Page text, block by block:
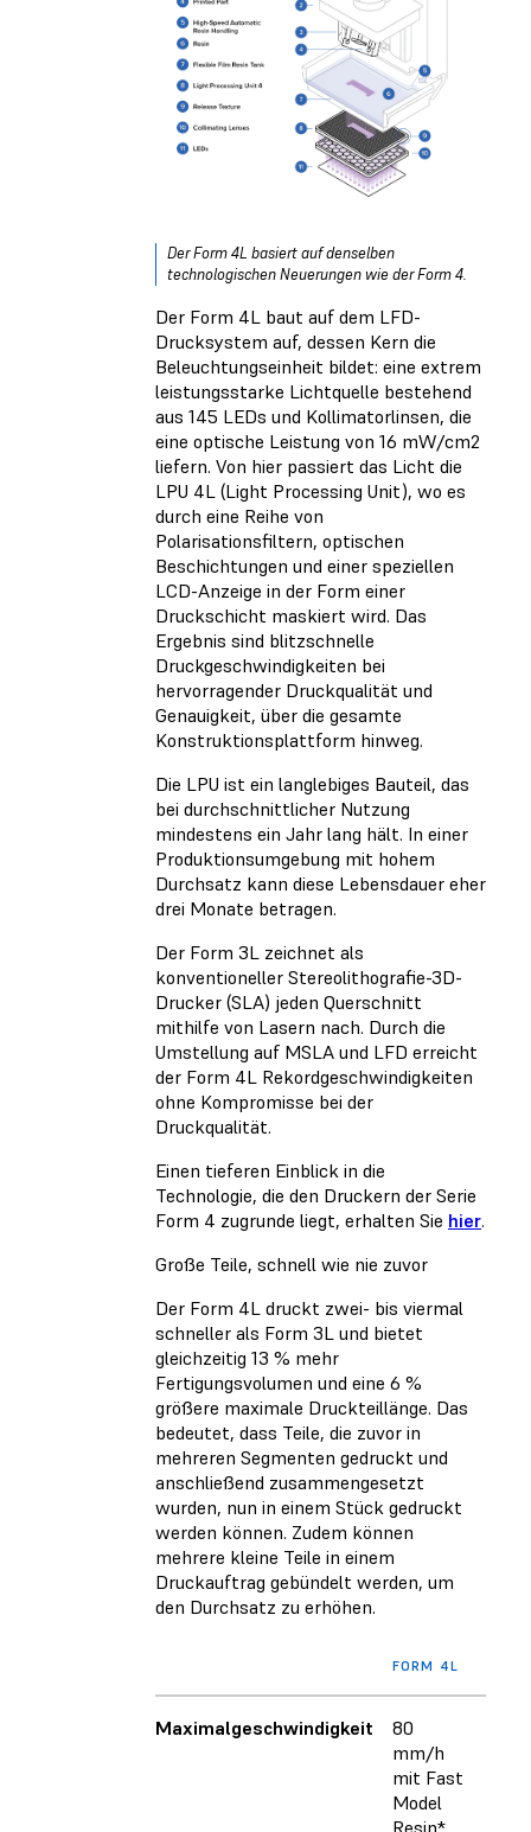
Der Form 4L basiert auf denselben
technologischen Neuerungen wie der Form 4.
Der Form 4L baut auf dem LFD-
Drucksystem auf, dessen Kern die
Beleuchtungseinheit bildet: eine extrem
leistungsstarke Lichtquelle bestehend
aus 145 LEDs und Kollimatorlinsen, die
eine optische Leistung von 16 mW/cm2
liefern. Von hier passiert das Licht die
LPU 4L (Light Processing Unit), wo es
durch eine Reihe von
Polarisationsfiltern, optischen
Beschichtungen und einer speziellen
LCD-Anzeige in der Form einer
Druckschicht maskiert wird. Das
Ergebnis sind blitzschnelle
Druckgeschwindigkeiten bei
hervorragender Druckqualität und
Genauigkeit, über die gesamte
Konstruktionsplattform hinweg.
Die LPU ist ein langlebiges Bauteil, das
bei durchschnittlicher Nutzung
mindestens ein Jahr lang hält. In einer
Produktionsumgebung mit hohem
Durchsatz kann diese Lebensdauer eher
drei Monate betragen.
Der Form 3L zeichnet als
konventioneller Stereolithografie-3D-
Drucker (SLA) jeden Querschnitt
mithilfe von Lasern nach. Durch die
Umstellung auf MSLA und LFD erreicht
der Form 4L Rekordgeschwindigkeiten
ohne Kompromisse bei der
Druckqualität.
Einen tieferen Einblick in die
Technologie, die den Druckern der Serie
Form 4 zugrunde liegt, erhalten Sie hier.
Große Teile, schnell wie nie zuvor
Der Form 4L druckt zwei- bis viermal
schneller als Form 3L und bietet
gleichzeitig 13 % mehr
Fertigungsvolumen und eine 6 %
größere maximale Druckteillänge. Das
bedeutet, dass Teile, die zuvor in
mehreren Segmenten gedruckt und
anschließend zusammengesetzt
wurden, nun in einem Stück gedruckt
werden können. Zudem können
mehrere kleine Teile in einem
Druckauftrag gebündelt werden, um
den Durchsatz zu erhöhen.
FORM 4L
Maximalgeschwindigkeit
80
mm/h
mit Fast
Model
Resin*